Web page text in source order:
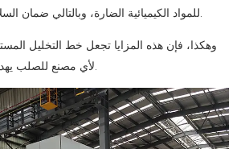
للمواد الكيميائية الضارة، وبالتالي ضمان السلامة في مكان العمل.
وهكذا، فإن هذه المزايا تجعل خط التخليل
لأي مصنع للصلب يهدف إلى الكفاءة والجودة.